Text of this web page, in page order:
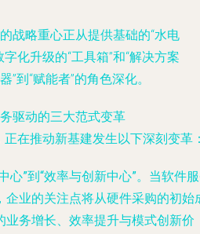
战略重心正从提供基础的“水电
化升级的“工具箱”和“解决方案
”到“赋能者”的角色深化。
驱动的三大范式变革
在推动新基建发生以下深刻变革
心”到“效率与创新中心”。当软件
企业的关注点将从硬件采购的初始
业务增长、效率提升与模式创新价